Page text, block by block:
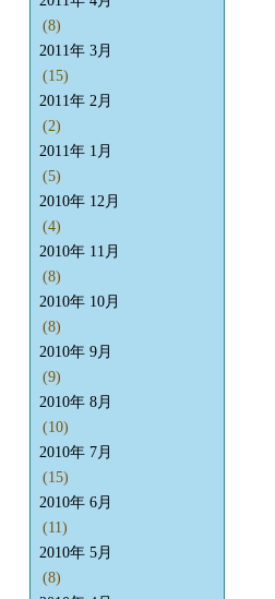
(8)
2011年 3月
(15)
2011年 2月
(2)
2011年 1月
(5)
2010年 12月
(4)
2010年 11月
(8)
2010年 10月
(8)
2010年 9月
(9)
2010年 8月
(10)
2010年 7月
(15)
2010年 6月
(11)
2010年 5月
(8)